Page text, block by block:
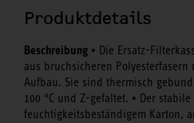
Produktdetails
Beschreibung • Die Ersatz-
aus bruchsicheren
Aufbau. Sie sind thermisch
100 °C und Z-gefaltet. • Der
feuchtigkeitsbeständigem Karton,